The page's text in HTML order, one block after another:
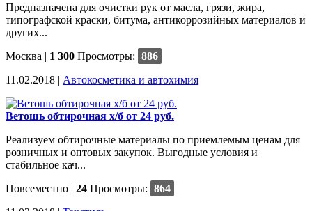
Предназначена для очистки рук от масла, грязи, жира,
типографской краски, битума, антикоррозийных материалов и
других...
Москва | 1 300 Просмотры: 886
11.02.2018 | Автокосметика и автохимия
Ветошь обтирочная х/б от 24 руб.
Реализуем обтирочные материалы по приемлемым ценам для
розничных и оптовых закупок. Выгодные условия и
стабильное кач...
Повсеместно | 24 Просмотры: 864